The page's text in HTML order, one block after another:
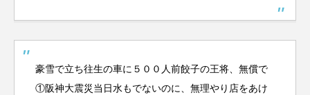
豪雪で立ち往生の車に５００人前餃子の王将、無償で
①阪神大震災当日水もでないのに、無理やり店をあけ